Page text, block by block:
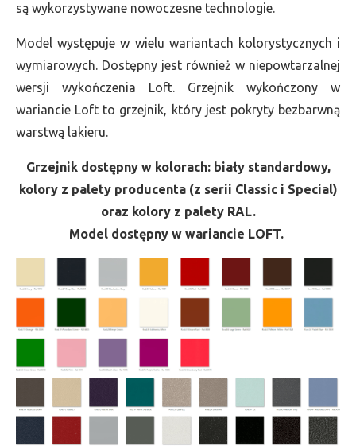
są wykorzystywane nowoczesne technologie.
Model występuje w wielu wariantach kolorystycznych i
wymiarowych. Dostępny jest również w niepowtarzalnej
wersji wykończenia Loft. Grzejnik wykończony w
wariancie Loft to grzejnik, który jest pokryty bezbarwną
warstwą lakieru.
Grzejnik dostępny w kolorach: biały standardowy,
kolory z palety producenta (z serii Classic i Special)
oraz kolory z palety RAL.
Model dostępny w wariancie LOFT.